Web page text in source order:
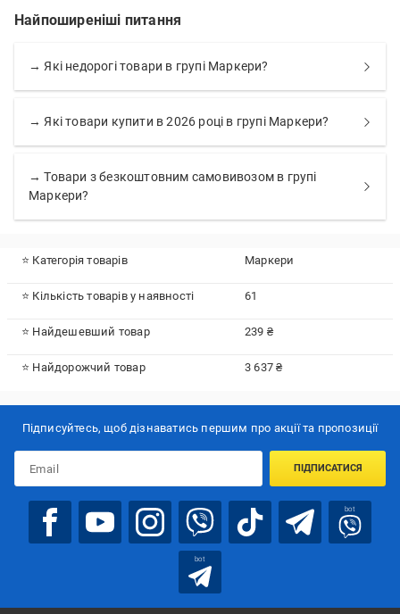
Найпоширеніші питання
→ Які недорогі товари в групі Маркери?
→ Які товари купити в 2026 році в групі Маркери?
→ Товари з безкоштовним самовивозом в групі
Маркери?
⭐ Категорія товарів Маркери
⭐ Кількість товарів у наявності 61
⭐ Найдешевший товар 239 ₴
⭐ Найдорожчий товар 3 637 ₴
Підписуйтесь, щоб дізнаватись першим про акції та пропозиції
ПІДПИСАТИСЯ
bot
bot